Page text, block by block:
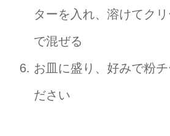
ターを入れ、溶けてク
で混ぜる
お皿に盛り、好みで粉
ださい